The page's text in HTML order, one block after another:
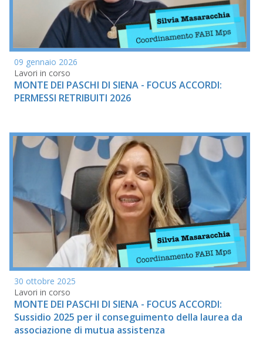
09 gennaio 2026
Lavori in corso
MONTE DEI PASCHI DI SIENA - FOCUS ACCORDI:
PERMESSI RETRIBUITI 2026
30 ottobre 2025
Lavori in corso
MONTE DEI PASCHI DI SIENA - FOCUS ACCORDI:
Sussidio 2025 per il conseguimento della laurea da
associazione di mutua assistenza